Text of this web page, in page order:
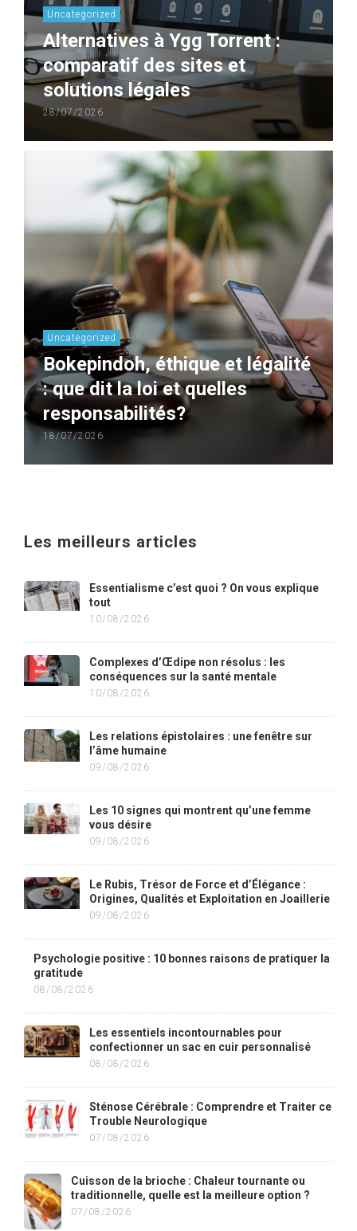
Uncategorized
Alternatives à Ygg Torrent :
comparatif des sites et
solutions légales
28/07/2026
Uncategorized
Bokepindoh, éthique et légalité
: que dit la loi et quelles
responsabilités?
18/07/2026
Les meilleurs articles
Essentialisme c’est quoi ? On vous explique
tout
10/08/2026
Complexes d’Œdipe non résolus : les
conséquences sur la santé mentale
10/08/2026
Les relations épistolaires : une fenêtre sur
l’âme humaine
09/08/2026
Les 10 signes qui montrent qu’une femme
vous désire
09/08/2026
Le Rubis, Trésor de Force et d’Élégance :
Origines, Qualités et Exploitation en Joaillerie
09/08/2026
Psychologie positive : 10 bonnes raisons de pratiquer la
gratitude
08/08/2026
Les essentiels incontournables pour
confectionner un sac en cuir personnalisé
08/08/2026
Sténose Cérébrale : Comprendre et Traiter ce
Trouble Neurologique
07/08/2026
Cuisson de la brioche : Chaleur tournante ou
traditionnelle, quelle est la meilleure option ?
07/08/2026